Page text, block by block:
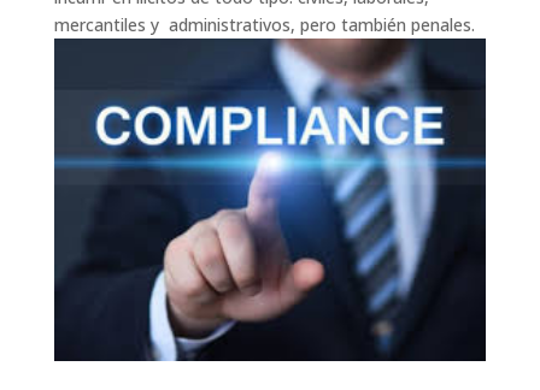
mercantiles y administrativos, pero también penales.